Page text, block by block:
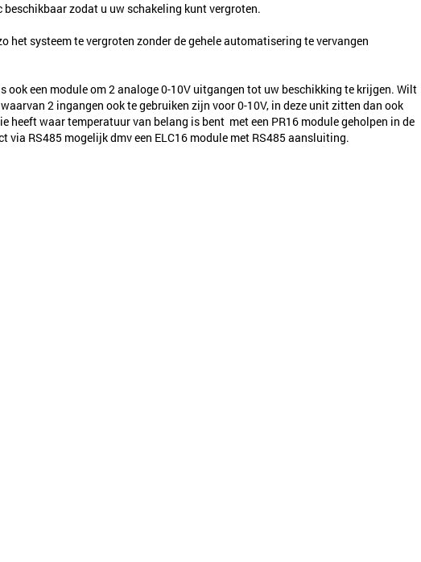
zodat u uw schakeling kunt vergroten.
systeem te vergroten zonder de gehele automatisering te vervangen
een module om 2 analoge 0-10V uitgangen tot uw beschikking te krijgen. Wilt
2 ingangen ook te gebruiken zijn voor 0-10V, in deze unit zitten dan ook
waar temperatuur van belang is bent met een PR16 module geholpen in de
via RS485 mogelijk dmv een ELC16 module met RS485 aansluiting.